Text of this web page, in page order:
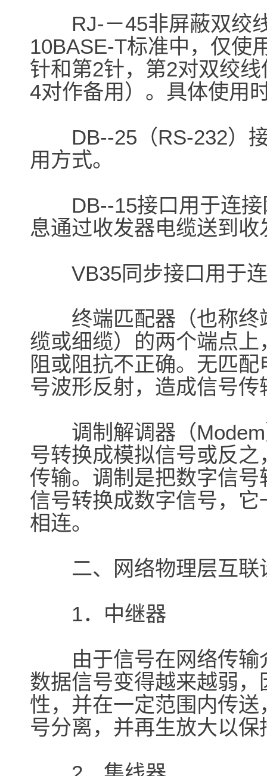
RJ-－45非屏蔽双绞
10BASE-T标准中，仅使
针和第2针，第2对双绞
4对作备用）。具体使用
DB--25（RS-232）接
用方式。
DB--15接口用于连接
息通过收发器电缆送到
VB35同步接口用于连
终端匹配器（也称终
缆或细缆）的两个端点
阻或阻抗不正确。无匹
号波形反射，造成信号传
调制解调器（Modem
号转换成模拟信号或反
传输。调制是把数字信
信号转换成数字信号，
相连。
二、网络物理层互联
1．中继器
由于信号在网络传输
数据信号变得越来越弱
性，并在一定范围内传
号分离，并再生放大以